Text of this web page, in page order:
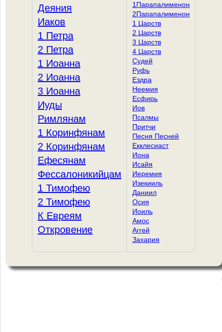
Деяния
Иаков
1 Петра
2 Петра
1 Иоанна
2 Иоанна
3 Иоанна
Иуды
Римлянам
1 Коринфянам
2 Коринфянам
Ефесянам
Фессалоникийцам
1 Тимофею
2 Тимофею
К Евреям
Откровение
1Парапалименон
2Парапалименон
1 Царств
2 Царств
3 Царств
4 Царств
Судей
Руфь
Ездра
Неемия
Есфирь
Иов
Псалмы
Притчи
Песня Песней
Екклесиаст
Иона
Исайя
Иеремия
Изекииль
Даниил
Осия
Иоиль
Амос
Аггей
Захария